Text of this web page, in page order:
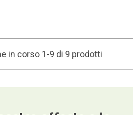
in corso 1-9 di 9 prodotti